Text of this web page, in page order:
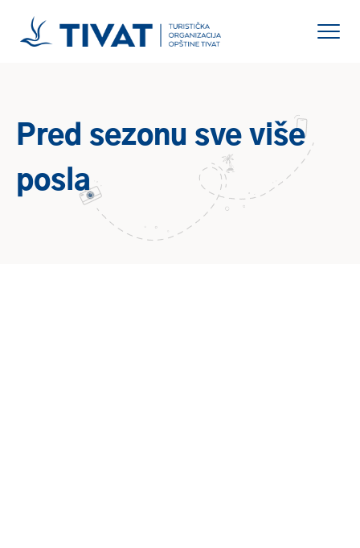
Pred sezonu sve više
posla